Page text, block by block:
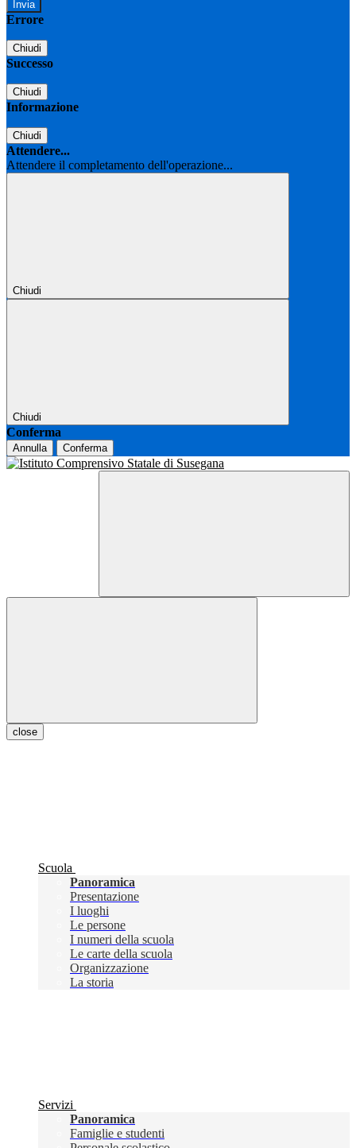
Errore
Chiudi
Successo
Chiudi
Informazione
Chiudi
Attendere...
Attendere il completamento dell'operazione...
Chiudi
Chiudi
Conferma
Annulla Conferma
close
Scuola
Panoramica
Presentazione
I luoghi
Le persone
I numeri della scuola
Le carte della scuola
Organizzazione
La storia
Servizi
Panoramica
Famiglie e studenti